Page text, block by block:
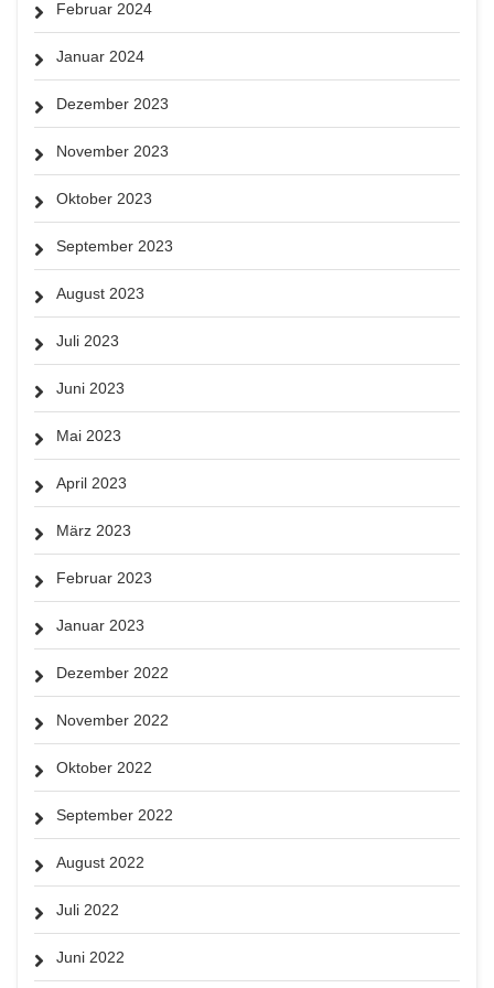
Februar 2024
Januar 2024
Dezember 2023
November 2023
Oktober 2023
September 2023
August 2023
Juli 2023
Juni 2023
Mai 2023
April 2023
März 2023
Februar 2023
Januar 2023
Dezember 2022
November 2022
Oktober 2022
September 2022
August 2022
Juli 2022
Juni 2022